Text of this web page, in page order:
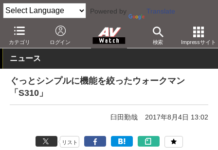
Powered by Translate
カテゴリ ログイン 検索 Impressサイト
AV Watch 製品 ポータブルオーディオ ウォークマン
ニュース
ぐっとシンプルに機能を絞ったウォークマン
「S310」
臼田勤哉 2017年8月4日 13:02
リスト